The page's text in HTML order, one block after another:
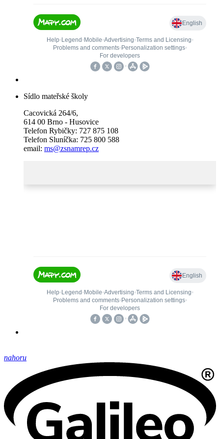
Sídlo mateřské školy
Cacovická 264/6,
614 00 Brno - Husovice
Telefon Rybičky: 727 875 108
Telefon Sluníčka: 725 800 588
email: ms@zsnamrep.cz
nahoru